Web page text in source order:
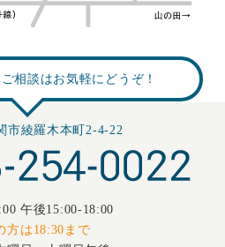
相談はお気軽にどうぞ！
綾羅木本町2-4-22
午後15:00-18:00
方は18:30まで